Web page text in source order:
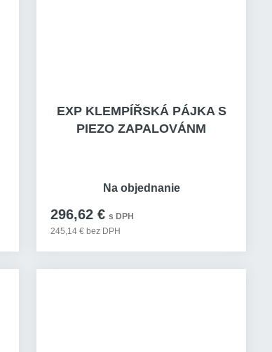
EXP KLEMPÍŘSKÁ PÁJKA S
PIEZO ZAPALOVÁNM
296,62 € s DPH
245,14 € bez DPH
Na objednanie